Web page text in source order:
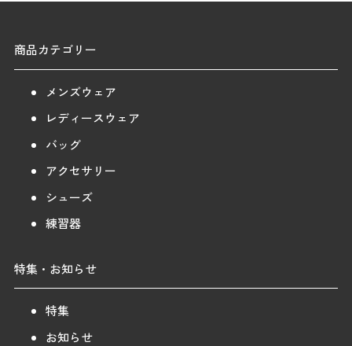
商品カテゴリー
メンズウェア
レディースウェア
バッグ
アクセサリー
シューズ
練習器
特集・お知らせ
特集
お知らせ